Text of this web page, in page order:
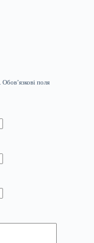
Обов’язкові поля